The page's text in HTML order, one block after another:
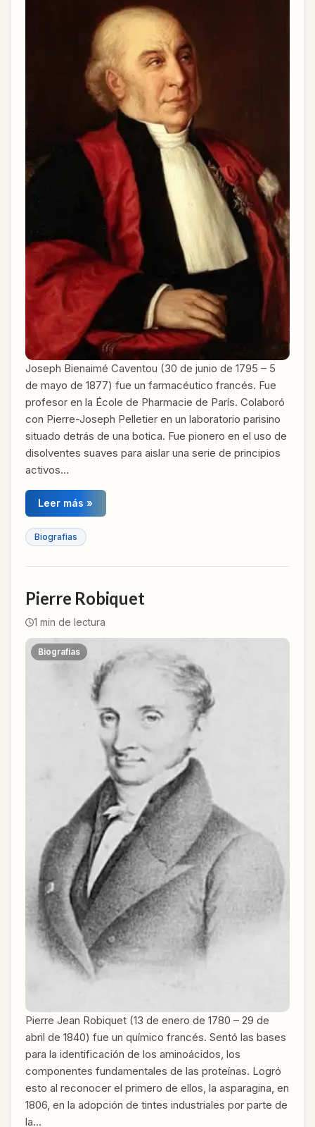
Joseph Bienaimé Caventou (30 de junio de 1795 – 5
de mayo de 1877) fue un farmacéutico francés. Fue
profesor en la École de Pharmacie de París. Colaboró
con Pierre-Joseph Pelletier en un laboratorio parisino
situado detrás de una botica. Fue pionero en el uso de
disolventes suaves para aislar una serie de principios
activos…
Leer más »
Biografias
Pierre Robiquet
1 min de lectura
Biografias
Pierre Jean Robiquet (13 de enero de 1780 – 29 de
abril de 1840) fue un químico francés. Sentó las bases
para la identificación de los aminoácidos, los
componentes fundamentales de las proteínas. Logró
esto al reconocer el primero de ellos, la asparagina, en
1806, en la adopción de tintes industriales por parte de
la…